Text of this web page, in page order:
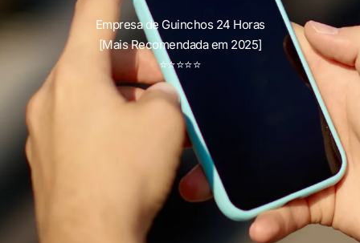
Empresa de Guinchos 24 Horas
[Mais Recomendada em 2025]
⭐⭐⭐⭐⭐